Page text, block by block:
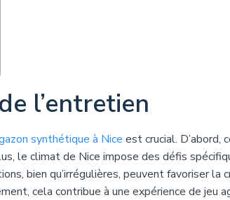
l’entretien
synthétique à Nice est crucial. D’abord,
le climat de Nice impose des défis
bien qu’irrégulières, peuvent favoriser la
cela contribue à une expérience de jeu